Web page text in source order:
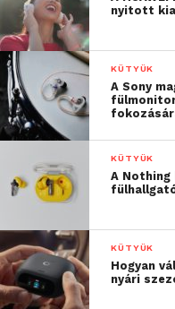
nyitott
KÜTYÜK
A Sony
KÜTYÜK
A Nothing
KÜTYÜK
Hogyan
nyári